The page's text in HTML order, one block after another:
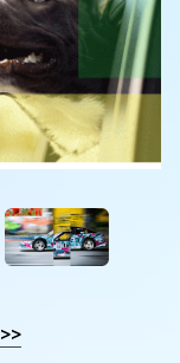
>>